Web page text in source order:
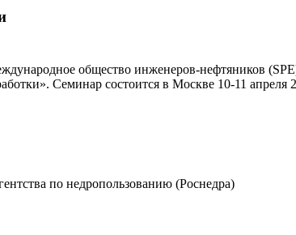
общество инженеров-нефтяников
Семинар состоится в Москве 10-11 апреля
по недропользованию (Роснедра)